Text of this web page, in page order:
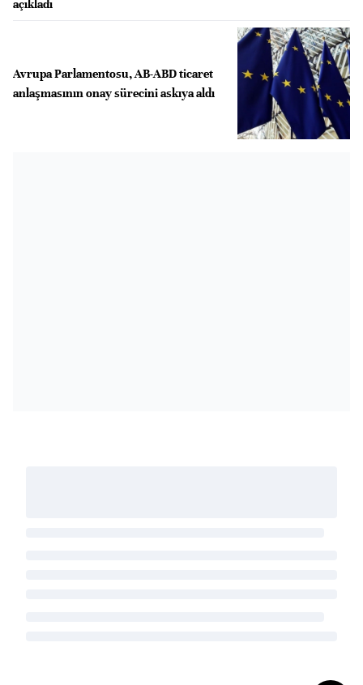
açıkladı
Avrupa Parlamentosu, AB-ABD ticaret
anlaşmasının onay sürecini askıya aldı